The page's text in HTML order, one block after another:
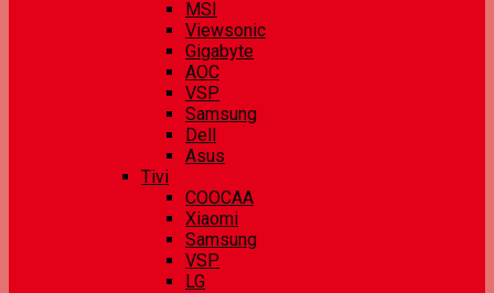
MSI
Viewsonic
Gigabyte
AOC
VSP
Samsung
Dell
Asus
Tivi
COOCAA
Xiaomi
Samsung
VSP
LG